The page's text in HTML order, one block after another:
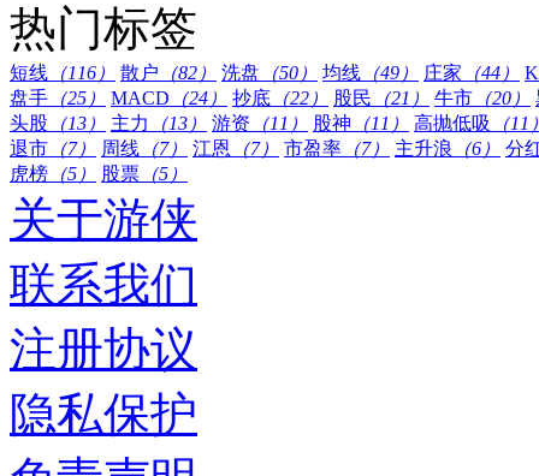
热门标签
短线 （116） 散户 （82） 洗盘 （50） 均线 （49） 庄家 （44）
盘手 （25） MACD （24） 抄底 （22） 股民 （21） 牛市 （20）
头股 （13） 主力 （13） 游资 （11） 股神 （11） 高抛低吸
（11
退市 （7） 周线 （7） 江恩 （7） 市盈率 （7） 主升浪 （6）
分
虎榜 （5） 股票 （5）
关于游侠
联系我们
注册协议
隐私保护